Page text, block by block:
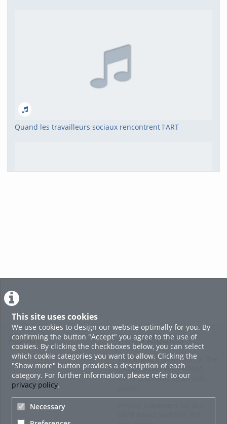
This site uses cookies
We use cookies to design our website optimally for you. By
confirming the button "Accept" you agree to the use of
cookies. By clicking the checkboxes below, you can select
which cookie categories you want to allow. Clicking the
"Show more" button provides a description of each
category. For further information, please refer to our
privacy policy.
Necessary
Quand les travailleurs sociaux rencontrent l'ART
voir tout
About Infos légales
Terms and Conditions for the
Usage of this ViMP based
website (including all sub-